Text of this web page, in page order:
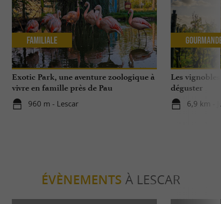
Exotic Park, une aventure zoologique à
vivre en famille près de Pau
960 m - Lescar
Familiale
Les
déguster
6,9 km -
ÉVÈNEMENTS À LESCAR